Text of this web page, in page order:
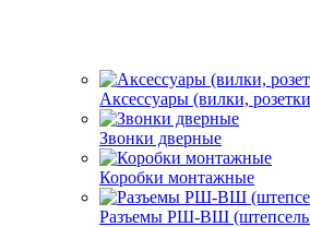
Аксессуары (вилки,
Звонки дверные
Коробки монтажные
Разъемы РШ-ВШ